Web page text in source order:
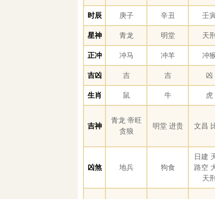
时辰 庚子 辛丑 壬
星神 青龙 明堂 天刑
正冲 冲马 冲羊 冲
吉凶 吉 吉 凶
生肖 鼠 牛 虎
吉神
青龙 帝旺
贪狼
明堂 进贵 文昌
凶煞 地兵 狗食
日建
路空
天刑